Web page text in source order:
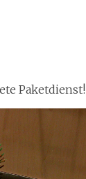
Paketdienst!